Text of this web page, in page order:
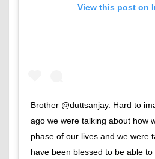
View this post on
Brother @duttsanjay. Hard to
ago we were talking about how
phase of our lives and we were
have been blessed to be able